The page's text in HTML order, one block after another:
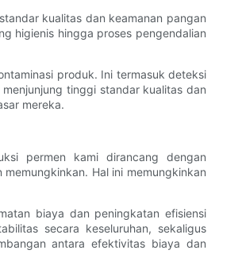
kualitas dan keamanan pangan
higienis hingga proses pengendalian
produk. Ini termasuk deteksi
tinggi standar kualitas dan
mereka.
permen kami dirancang dengan
Hal ini memungkinkan
biaya dan peningkatan efisiensi
secara keseluruhan, sekaligus
antara efektivitas biaya dan